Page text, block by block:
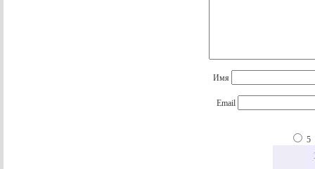
Имя
Email
5